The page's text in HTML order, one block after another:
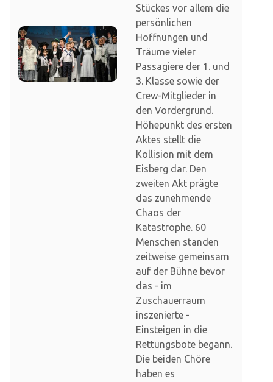
Stückes vor allem die
persönlichen
Hoffnungen und
Träume vieler
Passagiere der 1. und
3. Klasse sowie der
Crew-Mitglieder in
den Vordergrund.
Höhepunkt des ersten
Aktes stellt die
Kollision mit dem
Eisberg dar. Den
zweiten Akt prägte
das zunehmende
Chaos der
Katastrophe. 60
Menschen standen
zeitweise gemeinsam
auf der Bühne bevor
das - im
Zuschauerraum
inszenierte -
Einsteigen in die
Rettungsbote begann.
Die beiden Chöre
haben es